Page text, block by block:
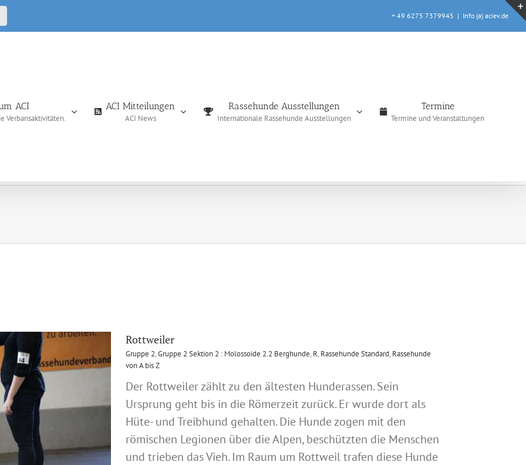
+ 49 6275 7379945 | Info (a) aciev.de
ACI
Verbansaktivitäten.
ACI Mitteilungen
ACI News
Rassehunde Ausstellungen
Internationale Rassehunde Ausstellungen
Termine
Termine und Veranstaltungen
Rottweiler
Gruppe 2,Gruppe 2 Sektion 2 : Molossoide 2.2 Berghunde, R, Rassehunde Standard, Rassehunde
von A bis Z
Der Rottweiler zählt zu den ältesten Hunderassen. Sein
Ursprung geht bis in die Römerzeit zurück. Er wurde dort als
Hüte- und Treibhund gehalten. Die Hunde zogen mit den
römischen Legionen über die Alpen, beschützten die Menschen
und trieben das Vieh. Im Raum um Rottweil trafen diese Hunde